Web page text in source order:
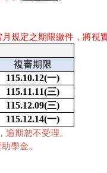
規定之期限繳件，將視
複審期限
115.10.12(一)
115.11.11(三)
115.12.09(三)
115.12.14(一)
期恕不受理。
學金。